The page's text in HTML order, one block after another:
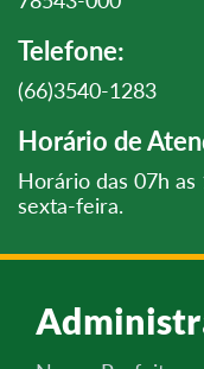
Telefone:
(66)3540-1283
Horário de
Horário das 07h as
sexta-feira.